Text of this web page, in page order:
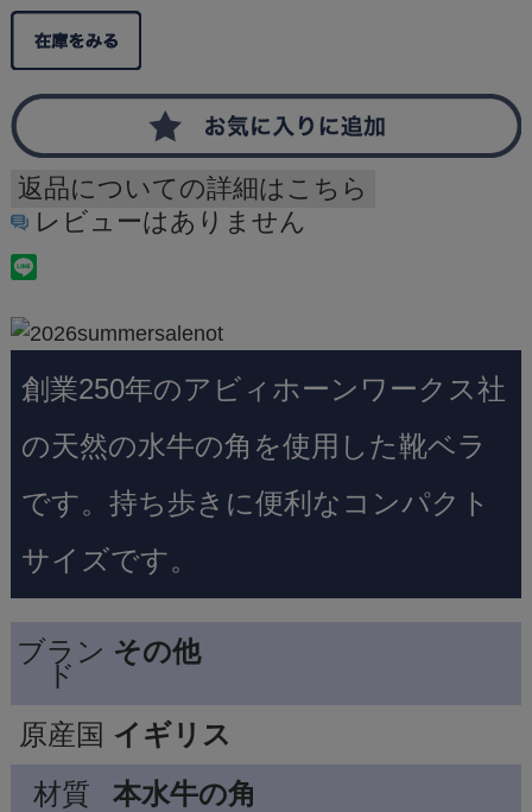
返品についての詳細はこちら
レビューはありません
創業250年のアビィホーンワークス社
の天然の水牛の角を使用した靴ベラ
です。持ち歩きに便利なコンパクト
サイズです。
ブラン
ド
その他
原産国 イギリス
材質
本水牛の角